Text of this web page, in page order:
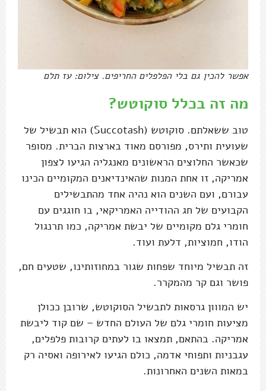
אפשר להכין גם בלי הפלפלים החריפים. צילום: עז תלם
מה זה בכלל סוקוטש?
טוב ששאלתם. סוקוטש (Succotash) הוא תבשיל של
שעועית ותירס, מפורסם מאוד בארצות הברית. מסופר
שכאשר החלוצים הראשונים מאנגליה הגיעו לצפון
אמריקה, זו אחת המנות שהאינדיאנים המקומיים הכינו
עבורם, ועם השנים הוא נהיה אחד מהתבשילים
הקבועים של חג ההודייה האמריקאי, בו חוגגים עם
חומרי גלם מקומיים של יבשת אמריקה, כמו תרנגול
הודו, חמוציות, דלעת ועוד.
זה תבשיל מיוחד שפחות שגור במחוזותינו, שטעים חם,
פושר וגם קר מהמקרר.
יש המווון גרסאות לתבשיל הסוקוטש, שרובן ככולן
מציעות חומרי גלם של העולם החדש – שם קוד ליבשת
אמריקה. בהתאם, תמצאו בו לעתים קרובות פלפלים,
עגבניות ותפוחי אדמה, כולם הגיעו לאירופה ואסיה רק
במאות השנים האחרונות.